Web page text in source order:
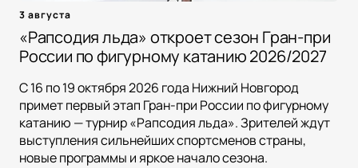
3 августа
«Рапсодия льда» откроет сезон Гран-при
России по фигурному катанию 2026/2027
С 16 по 19 октября 2026 года Нижний Новгород
примет первый этап Гран-при России по фигурному
катанию — турнир «Рапсодия льда». Зрителей ждут
выступления сильнейших спортсменов страны,
новые программы и яркое начало сезона.